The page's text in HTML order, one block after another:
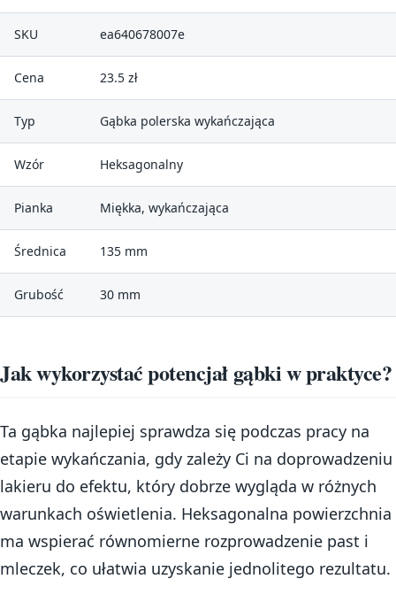
SKU ea640678007e
Cena 23.5 zł
Typ Gąbka polerska wykańczająca
Wzór Heksagonalny
Pianka Miękka, wykańczająca
Średnica 135 mm
Grubość 30 mm
Jak wykorzystać potencjał gąbki w praktyce?
Ta gąbka najlepiej sprawdza się podczas pracy na
etapie wykańczania, gdy zależy Ci na doprowadzeniu
lakieru do efektu, który dobrze wygląda w różnych
warunkach oświetlenia. Heksagonalna powierzchnia
ma wspierać równomierne rozprowadzenie past i
mleczek, co ułatwia uzyskanie jednolitego rezultatu.